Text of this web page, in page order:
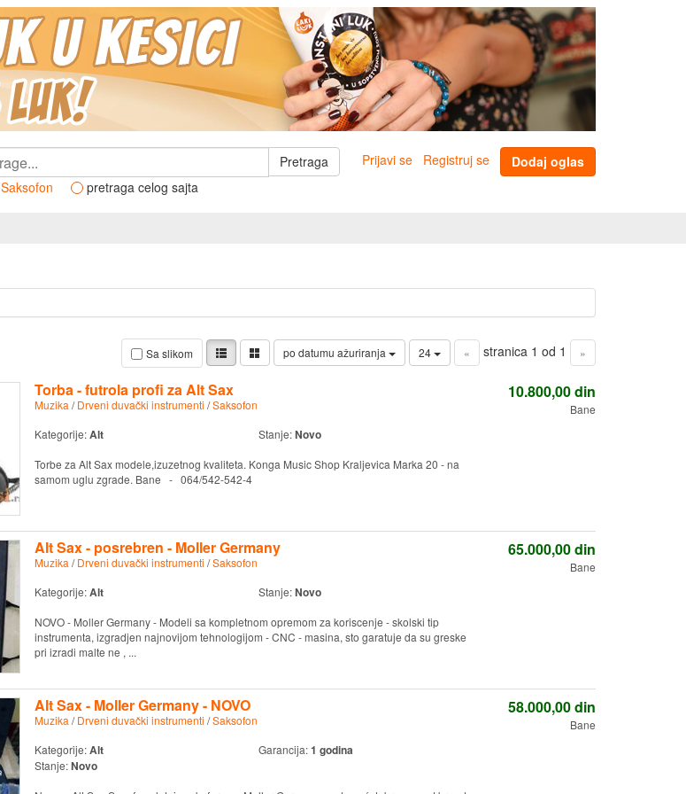
Pretraga
Saksofon
pretraga celog sajta
Prijavi se Registruj se Dodaj oglas
Sa slikom po datumu ažuriranja 24 « stranica 1 od 1 »
Torba - futrola profi za Alt Sax
Muzika /Drveni duvački instrumenti /Saksofon
Kategorije:Alt Stanje:Novo
Torbe za Alt Sax modele,izuzetnog kvaliteta. Konga Music Shop Kraljevica Marka 20 - na
samom uglu zgrade. Bane - 064/542-542-4
10.800,00din
Bane
Alt Sax - posrebren - Moller Germany
Muzika /Drveni duvački instrumenti /Saksofon
Kategorije:Alt Stanje:Novo
NOVO - Moller Germany - Modeli sa kompletnom opremom za koriscenje - skolski tip
instrumenta, izgradjen najnovijom tehnologijom - CNC - masina, sto garatuje da su greske
pri izradi malte ne , ...
65.000,00din
Bane
Alt Sax - Moller Germany - NOVO
Muzika /Drveni duvački instrumenti /Saksofon
Kategorije:Alt Garancija:1 godina
Stanje:Novo
58.000,00din
Bane